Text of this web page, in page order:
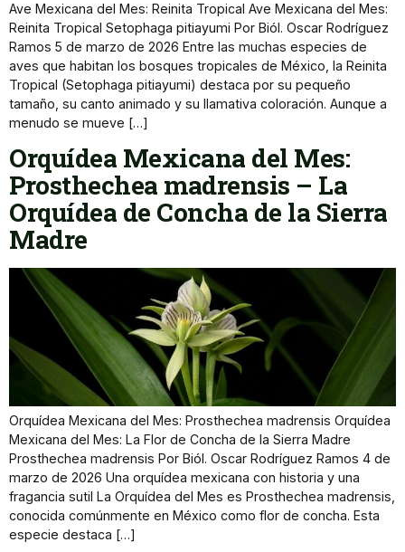
Ave Mexicana del Mes: Reinita Tropical Ave Mexicana del Mes:
Reinita Tropical Setophaga pitiayumi Por Biól. Oscar Rodríguez
Ramos 5 de marzo de 2026 Entre las muchas especies de
aves que habitan los bosques tropicales de México, la Reinita
Tropical (Setophaga pitiayumi) destaca por su pequeño
tamaño, su canto animado y su llamativa coloración. Aunque a
menudo se mueve […]
Orquídea Mexicana del Mes:
Prosthechea madrensis – La
Orquídea de Concha de la Sierra
Madre
Orquídea Mexicana del Mes: Prosthechea madrensis Orquídea
Mexicana del Mes: La Flor de Concha de la Sierra Madre
Prosthechea madrensis Por Biól. Oscar Rodríguez Ramos 4 de
marzo de 2026 Una orquídea mexicana con historia y una
fragancia sutil La Orquídea del Mes es Prosthechea madrensis,
conocida comúnmente en México como flor de concha. Esta
especie destaca […]